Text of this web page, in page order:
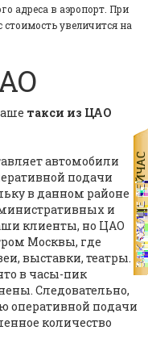
адреса в аэропорт. При
стоимость увеличится на
такси из ЦАО
автомобили
подачи
в данном районе
и
клиенты, но ЦАО
Москвы, где
выставки, театры.
в часы-пик
Следовательно,
оперативной подачи
количество